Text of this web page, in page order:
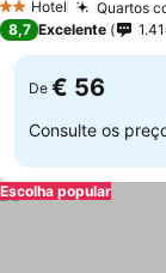
2 Estrelas
Hotel Quartos
8,7 Excelente
De € 56
Consulte os
Escolha popular